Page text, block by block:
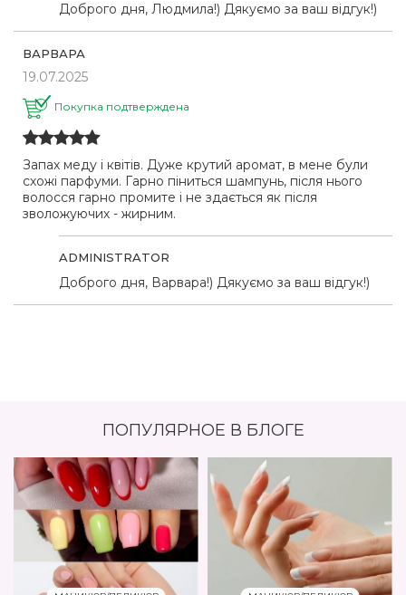
Доброго дня, Людмила!) Дякуємо за ваш відгук!)
ВАРВАРА
19.07.2025
Покупка подтверждена
Запах меду і квітів. Дуже крутий аромат, в мене були
схожі парфуми. Гарно піниться шампунь, після нього
волосся гарно промите і не здається як після
зволожуючих - жирним.
ADMINISTRATOR
Доброго дня, Варвара!) Дякуємо за ваш відгук!)
ПОПУЛЯРНОЕ В БЛОГЕ